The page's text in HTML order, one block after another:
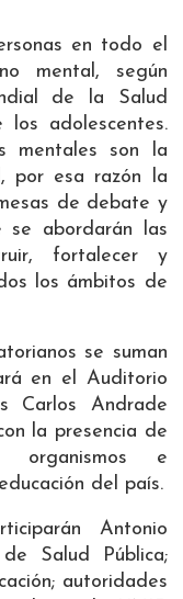
en todo el
mental, según
de la Salud
los adolescentes.
mentales son la
por esa razón la
de debate y
se abordarán las
fortalecer y
los ámbitos de
se suman
en el Auditorio
Carlos Andrade
la presencia de
organismos e
del país.
Antonio
Salud Pública;
autoridades